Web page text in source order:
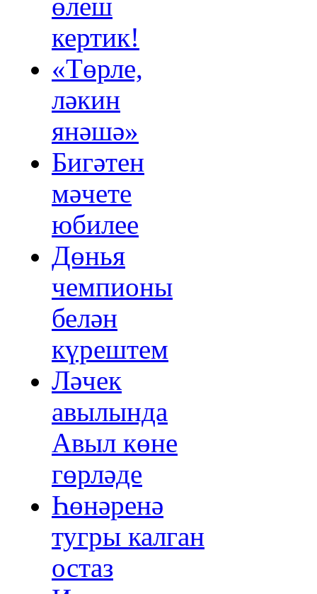
өлеш
кертик!
«Төрле,
ләкин
янәшә»
Бигәтен
мәчете
юбилее
Дөнья
чемпионы
белән
күрештем
Ләчек
авылында
Авыл көне
гөрләде
Һөнәренә
тугры калган
остаз